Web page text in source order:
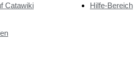
Catawiki
Hilfe-Bereich